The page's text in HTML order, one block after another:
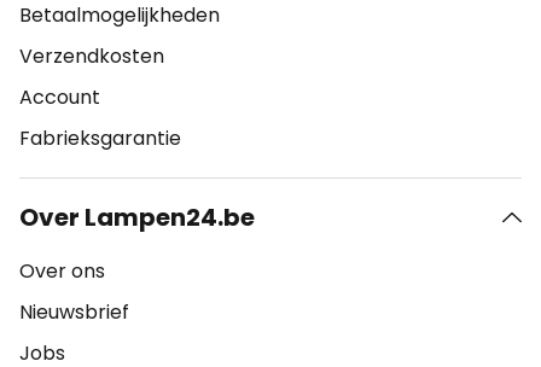
Betaalmogelijkheden
Verzendkosten
Account
Fabrieksgarantie
Over Lampen24.be
Over ons
Nieuwsbrief
Jobs